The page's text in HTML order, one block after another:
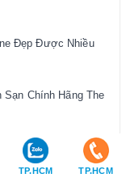
Đẹp Được Nhiều
Chính Hãng The
Liệu
TP.HCM TP.HCM